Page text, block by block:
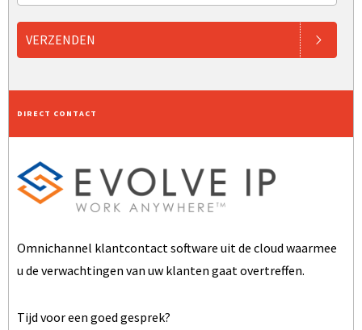
VERZENDEN
DIRECT CONTACT
Omnichannel klantcontact software uit de cloud waarmee
u de verwachtingen van uw klanten gaat overtreffen.
Tijd voor een goed gesprek?